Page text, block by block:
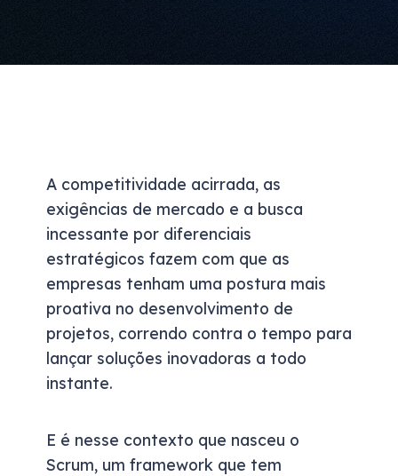
A competitividade acirrada, as
exigências de mercado e a busca
incessante por diferenciais
estratégicos fazem com que as
empresas tenham uma postura mais
proativa no desenvolvimento de
projetos, correndo contra o tempo para
lançar soluções inovadoras a todo
instante.
E é nesse contexto que nasceu o
Scrum, um framework que tem